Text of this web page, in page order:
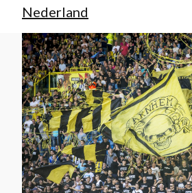
Nederland